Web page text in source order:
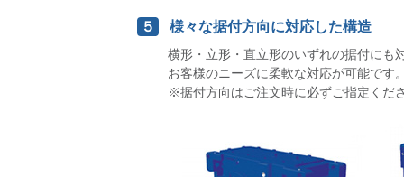
５ 様々な据付方向に対応した構造
横形・立形・直立形のいずれの据付にも
お客様のニーズに柔軟な対応が可能です
※据付方向はご注文時に必ずご指定くだ